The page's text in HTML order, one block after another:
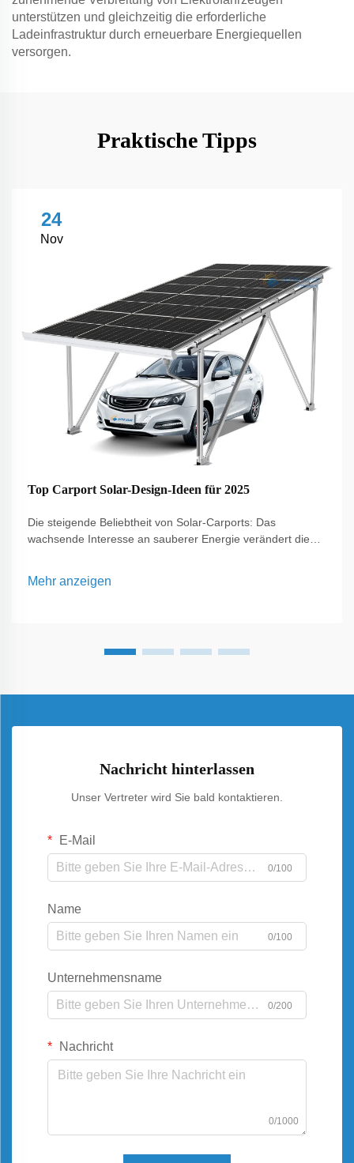
unterstützen und gleichzeitig die erforderliche
Ladeinfrastruktur durch erneuerbare Energiequellen
versorgen.
Praktische Tipps
24
Nov
Top Carport Solar-Design-Ideen für 2025
Die steigende Beliebtheit von Solar-Carports: Das
wachsende Interesse an sauberer Energie verändert die
der Solar-Carport. Im Gegensatz zu herkömmlichen
Mehr anzeigen
Nachricht hinterlassen
Unser Vertreter wird Sie bald kontaktieren.
E-Mail
0/100
Name
0/100
Unternehmensname
0/200
Nachricht
0/1000